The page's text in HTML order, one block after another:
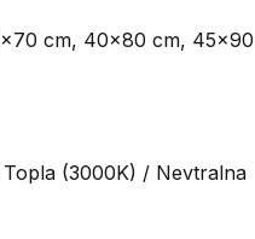
cm, 40x80 cm, 45x90
Topla (3000K) / Nevtralna